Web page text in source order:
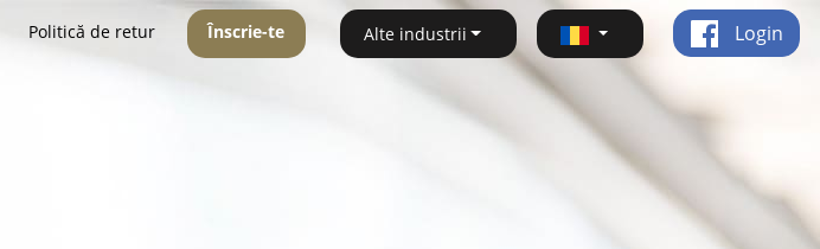
Politică de retur Înscrie-te Alte industrii Login